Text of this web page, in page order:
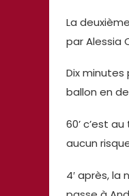
La
par Alessia
Dix minutes
ballon en
60’ c’est
aucun
4′ après,